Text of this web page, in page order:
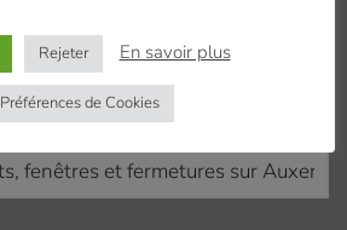
Rubrique :
Rejeter En savoir plus
Préférences de Cookies